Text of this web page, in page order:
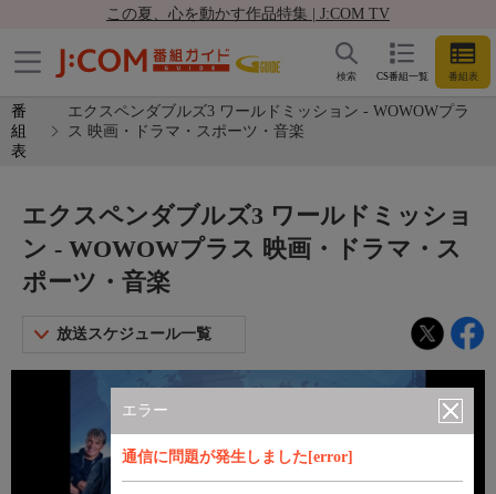
この夏、心を動かす作品特集 | J:COM TV
CS番組一覧 番組表
検索
番
組
表
エクスペンダブルズ3 ワールドミッション - WOWOWプラ
ス 映画・ドラマ・スポーツ・音楽
エラー
通信に問題が発生しました[error]
エクスペンダブルズ3 ワールドミッショ
ン - WOWOWプラス 映画・ドラマ・ス
ポーツ・音楽
放送スケジュール一覧